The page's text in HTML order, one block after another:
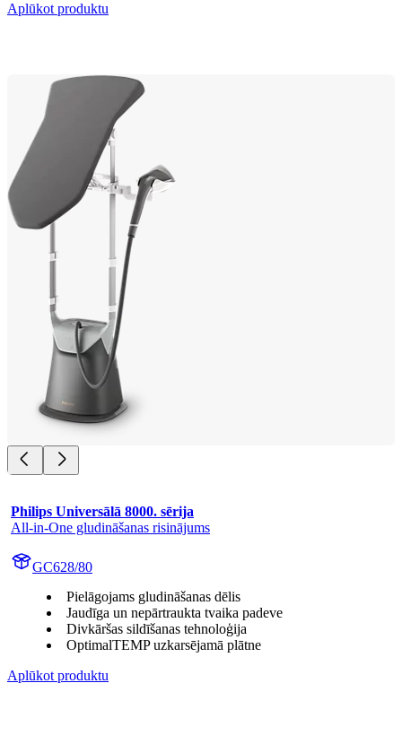
Aplūkot produktu
Philips Universālā 8000. sērija
All-in-One gludināšanas risinājums
GC628/80
Pielāgojams gludināšanas dēlis
Jaudīga un nepārtraukta tvaika padeve
Divkāršas sildīšanas tehnoloģija
OptimalTEMP uzkarsējamā plātne
Aplūkot produktu